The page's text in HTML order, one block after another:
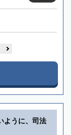
ように、司法